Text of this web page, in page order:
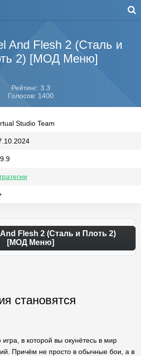
And Flesh 2 (Сталь и
2) [МОД Меню]
Рейтинг: 3.3
Голосов: 1400
Studio Team
Flesh 2 (Сталь и Плоть 2)
[МОД Меню]
становятся
в которой вы окунётесь в мир
Причём не просто в обычные бои, а в